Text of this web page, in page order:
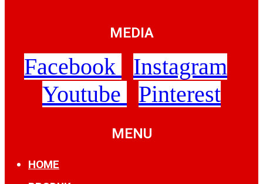
MEDIA
Facebook
Instagram
Youtube
Pinterest
MENU
HOME